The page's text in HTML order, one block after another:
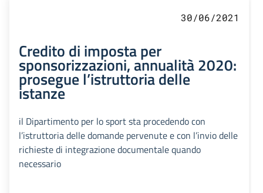
30/06/2021
Credito di imposta per
sponsorizzazioni, annualità 2020:
prosegue l’istruttoria delle
istanze
il Dipartimento per lo sport sta procedendo con
l’istruttoria delle domande pervenute e con l’invio delle
richieste di integrazione documentale quando
necessario